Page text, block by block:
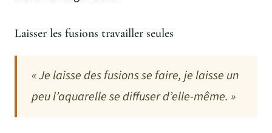
Laisser les fusions travailler seules
« Je laisse des fusions se faire, je laisse un
peu l’aquarelle se diffuser d’elle-même. »